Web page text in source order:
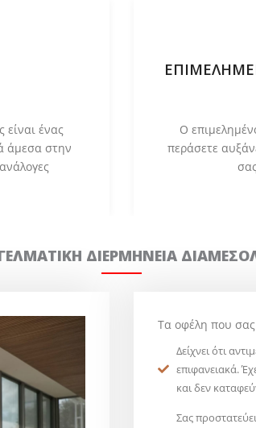
είναι ένας
άμεσα στην
Ο
περάσετε
ΔΙΕΡΜΗΝΕΙΑ
Τα οφέλη που σας
Δείχνει ότι
επιφανειακά.
και δεν
Σας